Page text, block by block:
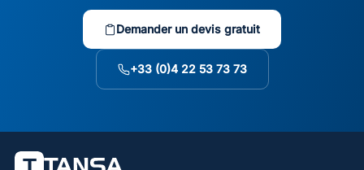
Demander un devis gratuit
+33 (0)4 22 53 73 73